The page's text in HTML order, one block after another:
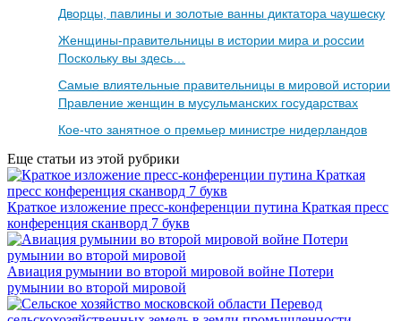
Дворцы, павлины и золотые ванны диктатора чаушеску
Женщины-правительницы в истории мира и россии
Поскольку вы здесь…
Самые влиятельные правительницы в мировой истории
Правление женщин в мусульманских государствах
Кое-что занятное о премьер министре нидерландов
Еще статьи из этой рубрики
Краткое изложение пресс-конференции путина Краткая пресс
конференция сканворд 7 букв
Авиация румынии во второй мировой войне Потери
румынии во второй мировой